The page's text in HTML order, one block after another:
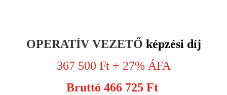
OPERATÍV VEZETŐ képzési díj
367 500 Ft + 27% ÁFA
Bruttó 466 725 Ft